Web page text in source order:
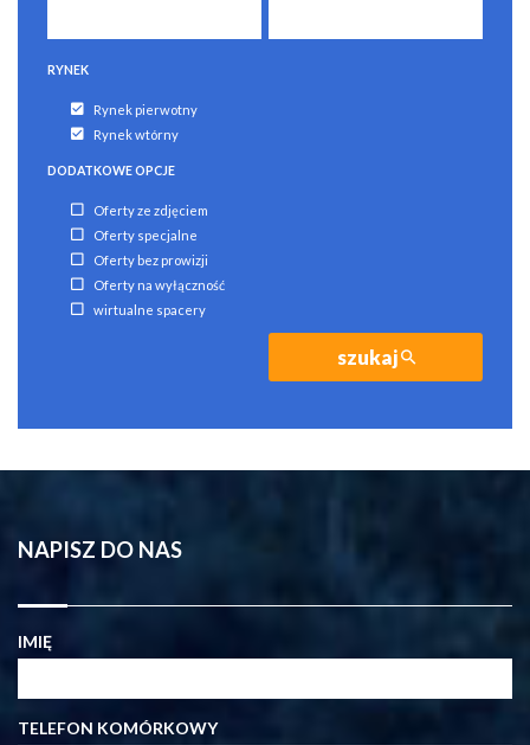
RYNEK
Rynek pierwotny
Rynek wtórny
DODATKOWE OPCJE
Oferty ze zdjęciem
Oferty specjalne
Oferty bez prowizji
Oferty na wyłączność
wirtualne spacery
szukaj
NAPISZ DO NAS
IMIĘ
TELEFON KOMÓRKOWY